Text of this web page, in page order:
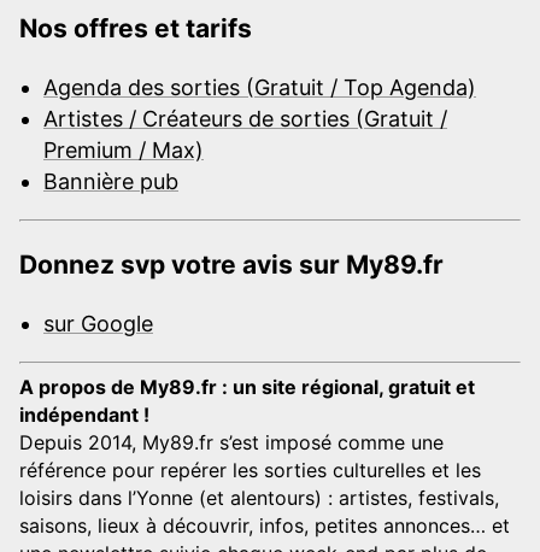
Nos offres et tarifs
Agenda des sorties (Gratuit / Top Agenda)
Artistes / Créateurs de sorties (Gratuit /
Premium / Max)
Bannière pub
Donnez svp votre avis sur My89.fr
sur Google
A propos de My89.fr : un site régional, gratuit et
indépendant !
Depuis 2014, My89.fr s’est imposé comme une
référence pour repérer les sorties culturelles et les
loisirs dans l’Yonne (et alentours) : artistes, festivals,
saisons, lieux à découvrir, infos, petites annonces… et